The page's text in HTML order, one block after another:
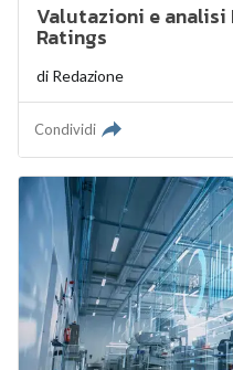
Valutazioni e analisi
Ratings
di Redazione
Condividi